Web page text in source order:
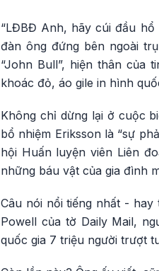
“LĐBĐ Anh, hãy cúi đầu hổ
đàn ông đứng bên ngoài
“John Bull”, hiện thân
khoác đỏ, áo gile in hình
Không chỉ dừng lại ở cuộc
bổ nhiệm Eriksson là “sự
hội Huấn luyện viên Liên
những báu vật của gia đình
Câu nói nổi tiếng nhất -
Powell của tờ Daily Mail,
quốc gia 7 triệu người trượt